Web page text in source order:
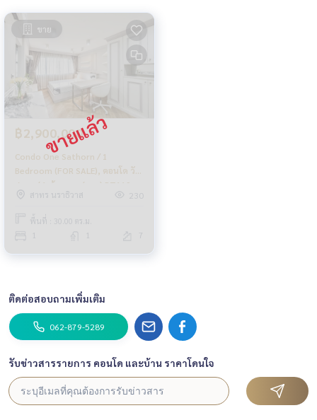
ขาย
฿2,900,000
Condo One Sathorn / 1
Bedroom (FOR SALE), คอนโด วัน
สาทร / 1 ห้องนอน (ขาย) PT119
สาทร นราธิวาส
230
พื้นที่ : 30.00 ตร.ม.
1 1 7
ติดต่อสอบถามเพิ่มเติม
062-879-5289
รับข่าวสารรายการ คอนโด และบ้าน ราคาโดนใจ